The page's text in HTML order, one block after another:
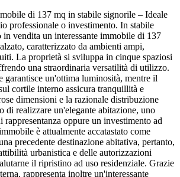
di 137 mq in stabile signorile – Ideale
professionale o investimento. In stabile
vendita un interessante immobile di 137
caratterizzato da ambienti ampi,
La proprietà si sviluppa in cinque spaziosi
una straordinaria versatilità di utilizzo.
garantisce un'ottima luminosità, mentre il
cortile interno assicura tranquillità e
dimensioni e la razionale distribuzione
di realizzare un'elegante abitazione, uno
rappresentanza oppure un investimento ad
è attualmente accatastato come
precedente destinazione abitativa, pertanto,
urbanistica e delle autorizzazioni
il ripristino ad uso residenziale. Grazie
rappresenta inoltre un'interessante